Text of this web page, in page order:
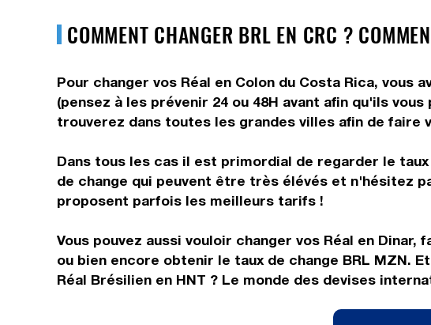
COMMENT CHANGER BRL EN CRC ?
Pour changer vos Réal en Colon du Costa Rica, vous
(pensez à les prévenir 24 ou 48H avant afin qu'ils
trouverez dans toutes les grandes villes afin de faire
Dans tous les cas il est primordial de regarder le
de change qui peuvent être très élévés et n'hésitez
proposent parfois les meilleurs tarifs !
Vous pouvez aussi vouloir changer vos Réal en
ou bien encore obtenir le taux de change BRL MZN.
Réal Brésilien en HNT ? Le monde des devises